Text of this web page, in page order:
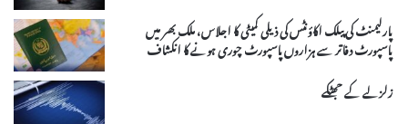
پارلیمنٹ کی پبلک اکاؤنٹس کی ذیلی کمیٹی کا اجلاس، ملک بھر میں
پاسپورٹ دفاتر سے ہزاروں پاسپورٹ چوری ہونے کا انکشاف
زلزلے کے جھٹکے